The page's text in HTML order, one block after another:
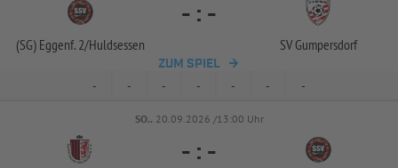
(SG) Eggenf. 2/Huldsessen
- : -
SV Gumpersdorf
ZUM SPIEL
- - - - - - -
SO.. 20.09.2026 /13:00 Uhr
- : -